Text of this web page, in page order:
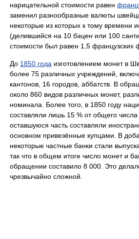
нарицательной стоимости равен
заменил разнообразные валюты
некоторые из которых к тому времени
(делившийся на 10 бацен или 100
стоимости был равен 1,5 французских
До 1850 года изготовлением монет в
более 75 различных учреждений,
кантонов, 16 городов, аббатств. В
около 860 видов различных монет,
номинала. Более того, в 1850 году
составляли лишь 15 % от общего
оставшуюся часть составляли
основном привезённые купцами. В
некоторые частные банки стали
так что в общем итоге число монет и
обращении составило 8 000. Это
чрезвычайно сложной.